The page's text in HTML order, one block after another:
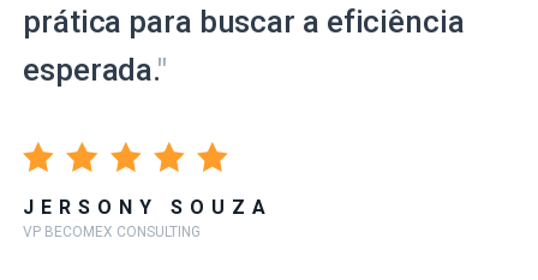
prática para buscar a eficiência
esperada."
JERSONY SOUZA
VP BECOMEX CONSULTING